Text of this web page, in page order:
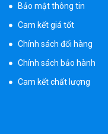
Bảo mật thông tin
Cam kết giá tốt
Chính sách đổi hàng
Chính sách bảo hành
Cam kết chất lượng